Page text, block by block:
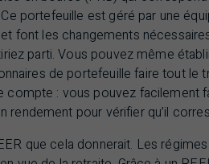
portefeuille est géré par une
et font les changements
parti. Vous pouvez même
de portefeuille faire tout le
compte : vous pouvez facilement
rendement pour vérifier qu’il
que cela donnerait. Les